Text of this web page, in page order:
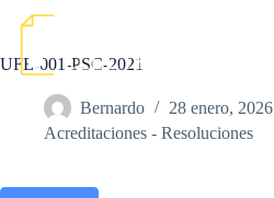
UFE-001-PSC-2021
Bernardo
28 enero, 2026
Acreditaciones - Resoluciones